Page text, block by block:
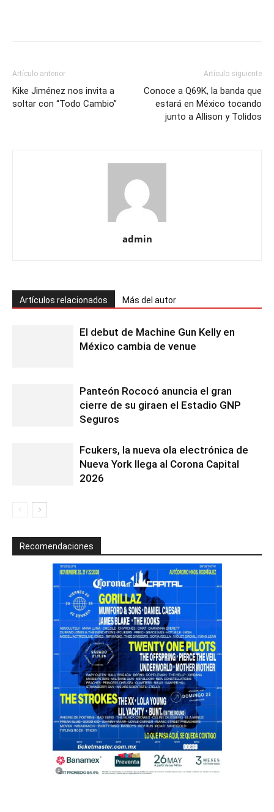
Artículo anterior
Kike Jiménez nos invita a
soltar con “Todo Cambio”
Artículo siguiente
Conoce a Q69K, la banda que
estará en México tocando
junto a Allison y Tolidos
admin
Artículos relacionados Más del autor
El debut de Machine Gun Kelly en
México cambia de venue
Panteón Rococó anuncia el gran
cierre de su giraen el Estadio GNP
Seguros
Fcukers, la nueva ola electrónica de
Nueva York llega al Corona Capital
2026
Recomendaciones